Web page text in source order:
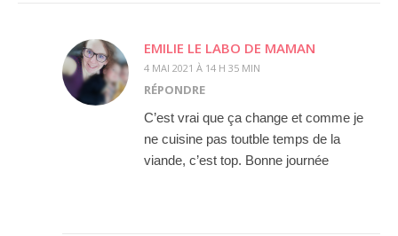
EMILIE LE LABO DE MAMAN
4 MAI 2021 À 14 H 35 MIN
RÉPONDRE
C’est vrai que ça change et comme je
ne cuisine pas toutble temps de la
viande, c’est top. Bonne journée